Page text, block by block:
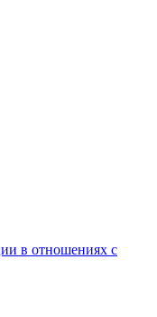
в отношениях с